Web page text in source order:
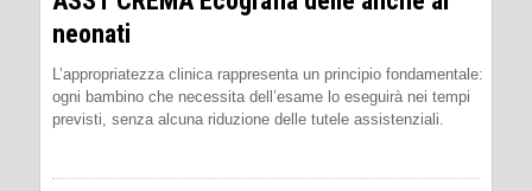
neonati
L’appropriatezza clinica rappresenta un principio fondamentale:
ogni bambino che necessita dell’esame lo eseguirà nei tempi
previsti, senza alcuna riduzione delle tutele assistenziali.